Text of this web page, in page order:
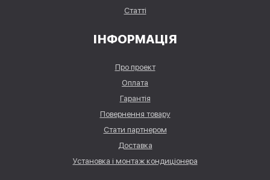
Статті
ІНФОРМАЦІЯ
Про проект
Оплата
Гарантія
Повернення товару
Стати партнером
Доставка
Установка і монтаж кондиціонера